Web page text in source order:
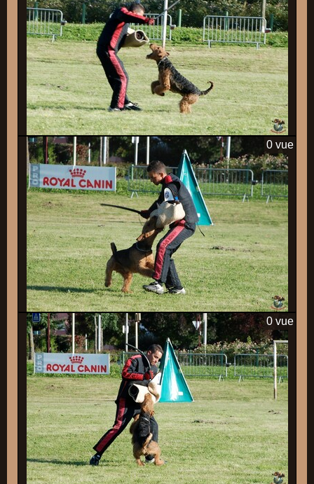
0 vue
0 vue